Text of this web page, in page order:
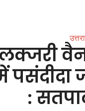
लक्जरी
: